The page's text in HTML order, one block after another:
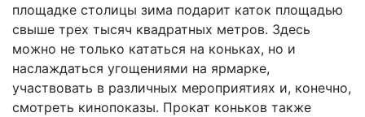
площадке столицы зима подарит каток площадью
свыше трех тысяч квадратных метров. Здесь
можно не только кататься на коньках, но и
наслаждаться угощениями на ярмарке,
участвовать в различных мероприятиях и, конечно,
смотреть кинопоказы. Прокат коньков также